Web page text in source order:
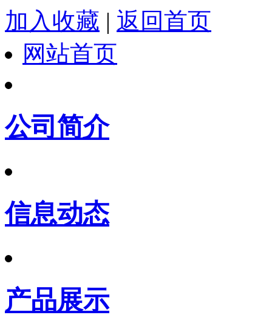
加入收藏 | 返回首页
网站首页
公司简介
信息动态
产品展示